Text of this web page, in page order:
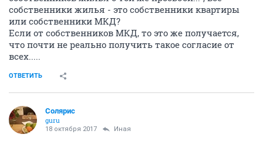
собственники жилья - это собственники квартиры
или собственники МКД?
Если от собственников МКД, то это же получается,
что почти не реально получить такое согласие от
всех.....
ОТВЕТИТЬ
Солярис
guru
18 октября 2017 Иная